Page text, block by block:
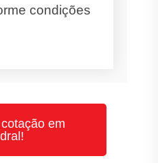
condições
em